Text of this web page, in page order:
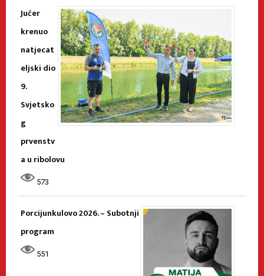
Jučer
krenuo
natjecat
eljski dio
9.
Svjetsko
g
prvenstv
a u ribolovu
573
Porcijunkulovo 2026. – Subotnji
program
551